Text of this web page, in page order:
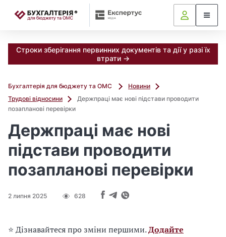
Строки зберігання первинних документів та дії у разі їх
втрати →
Бухгалтерія для бюджету та ОМС
Новини
Трудові відносини
Держпраці має нові підстави проводити
позапланові перевірки
Держпраці має нові
підстави проводити
позапланові перевірки
2 липня 2025 628
⭐ Дізнавайтеся про зміни першими.Додайте